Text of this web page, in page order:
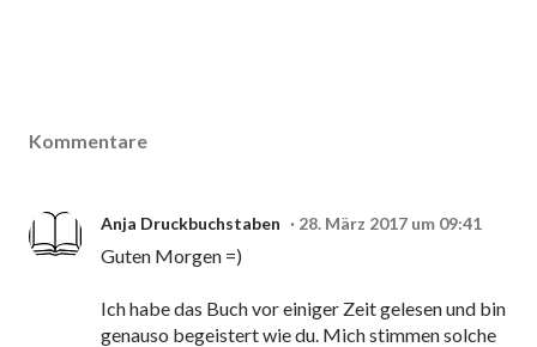
Kommentare
Anja Druckbuchstaben 28. März 2017 um 09:41
Guten Morgen =)
Ich habe das Buch vor einiger Zeit gelesen und bin
genauso begeistert wie du. Mich stimmen solche